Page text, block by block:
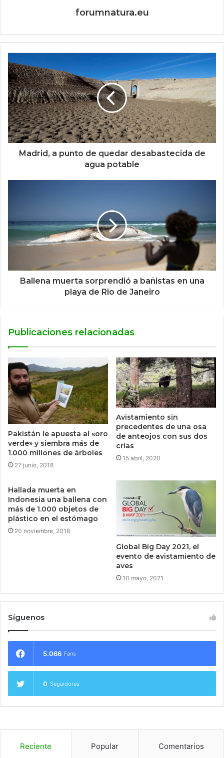
forumnatura.eu
Madrid, a punto de quedar desabastecida de
agua potable
Ballena muerta sorprendió a bañistas en una
playa de Rio de Janeiro
Publicaciones relacionadas
Pakistán le apuesta al «oro
verde» y siembra más de
1.000 millones de árboles
27 junio, 2018
Avistamiento sin
precedentes de una osa
de anteojos con sus dos
crías
15 abril, 2020
Hallada muerta en
Indonesia una ballena con
más de 1.000 objetos de
plástico en el estómago
20 noviembre, 2018
Global Big Day 2021, el
evento de avistamiento de
aves
10 mayo, 2021
Síguenos
5.066 Fans
0 Seguidores
Reciente Popular Comentarios